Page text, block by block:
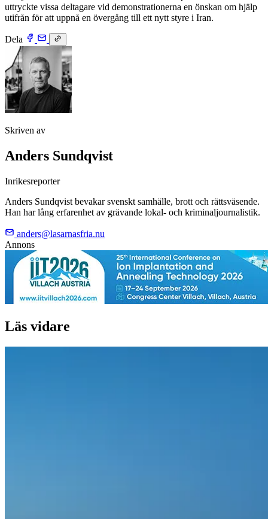
uttryckte vissa deltagare vid demonstrationerna en önskan om hjälp
utifrån för att uppnå en övergång till ett nytt styre i Iran.
Dela
Skriven av
Anders Sundqvist
Inrikesreporter
Anders Sundqvist bevakar svenskt samhälle, brott och rättsväsende.
Han har lång erfarenhet av grävande lokal- och kriminaljournalistik.
anders@lasarnasfria.nu
Annons
Läs vidare